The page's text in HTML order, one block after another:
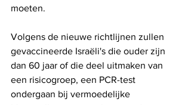
moeten.
Volgens de nieuwe richtlijnen zullen
gevaccineerde Israëli's die ouder zijn
dan 60 jaar of die deel uitmaken van
een risicogroep, een PCR-test
ondergaan bij vermoedelijke